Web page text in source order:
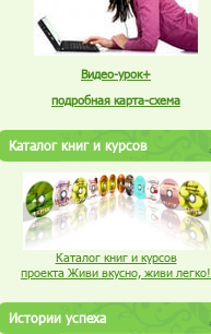
Видео-урок+
подробная карта-схема
Каталог книг и курсов
Каталог книг и курсов
проекта Живи вкусно, живи легко!
Истории успеха